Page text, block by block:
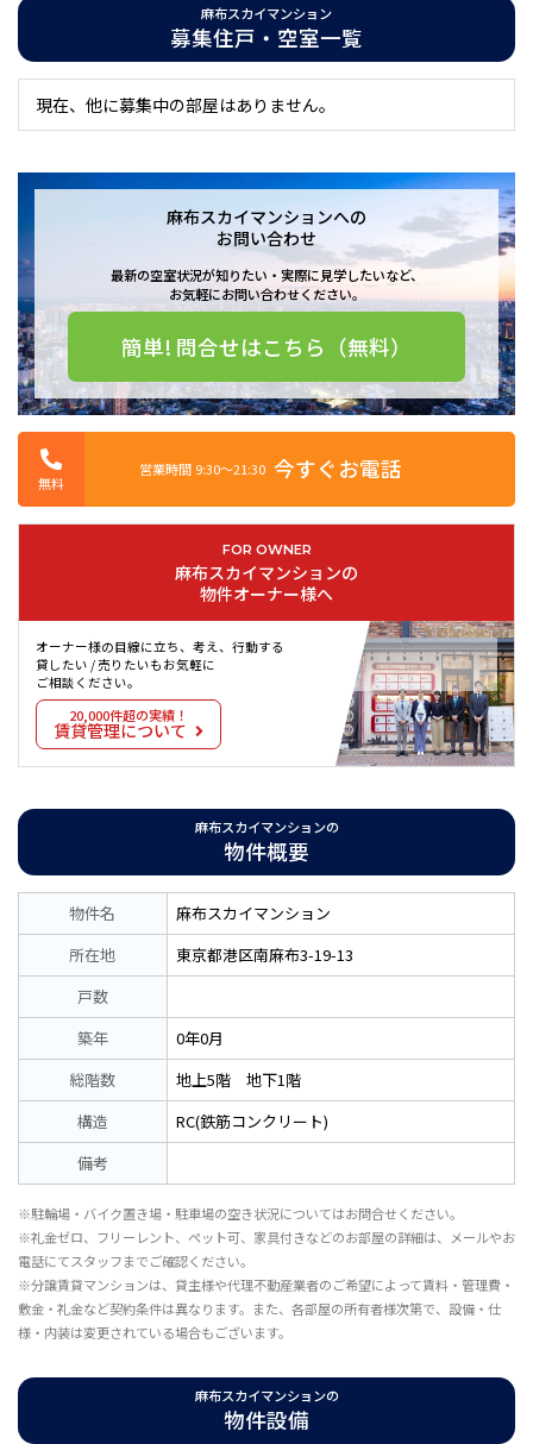
麻布スカイマンション
募集住戸・空室一覧
現在、他に募集中の部屋はありません。
麻布スカイマンションへの
お問い合わせ
最新の空室状況が知りたい・実際に見学したいなど、
お気軽にお問い合わせください。
簡単! 問合せはこちら（無料）
無料
営業時間 9:30〜21:30 今すぐお電話
FOR OWNER
麻布スカイマンションの
物件オーナー様へ
オーナー様の目線に立ち、考え、行動する
貸したい / 売りたいもお気軽に
ご相談ください。
20,000件超の実績！
賃貸管理について
麻布スカイマンションの
物件概要
物件名
麻布スカイマンション
所在地
東京都港区南麻布3-19-13
戸数
築年
0年0月
総階数
地上5階 地下1階
構造
RC(鉄筋コンクリート)
備考
※駐輪場・バイク置き場・駐車場の空き状況についてはお問合せください。
※礼金ゼロ、フリーレント、ペット可、家具付きなどのお部屋の詳細は、メールやお
電話にてスタッフまでご確認ください。
※分譲賃貸マンションは、貸主様や代理不動産業者のご希望によって賃料・管理費・
敷金・礼金など契約条件は異なります。また、各部屋の所有者様次第で、設備・仕
様・内装は変更されている場合もございます。
麻布スカイマンションの
物件設備